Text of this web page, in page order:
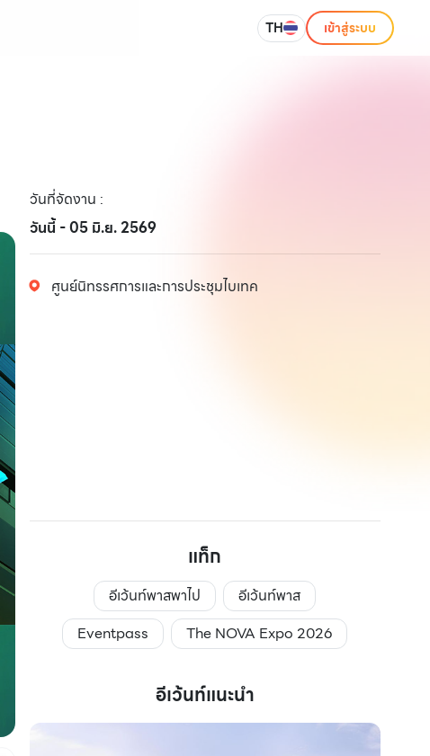
TH เข้าสู่ระบบ
วันที่จัดงาน :
วันนี้ - 05 มิ.ย. 2569
ศูนย์นิทรรศการและการประชุมไบเทค
แท็ก
อีเว้นท์พาสพาไป
อีเว้นท์พาส
Eventpass
The NOVA Expo 2026
อีเว้นท์แนะนำ